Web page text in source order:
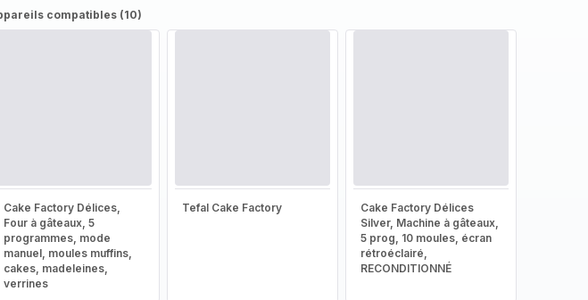
compatibles (10)
Cake Factory Délices,
Four à gâteaux, 5
programmes, mode
manuel, moules muffins,
cakes, madeleines,
verrines
Tefal Cake Factory
Cake Factory Délices
Silver, Machine à gâteaux,
5 prog, 10 moules, écran
rétroéclairé,
RECONDITIONNÉ